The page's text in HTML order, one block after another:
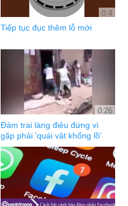
0:4
Tiếp tục đục thêm lỗ mới
0:26
Đám trai làng điêu đứng vì
gặp phải 'quái vật khổng lồ'